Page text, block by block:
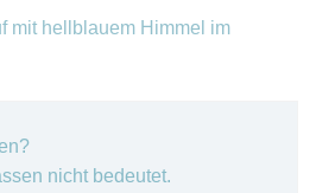
nicht bedeutet.